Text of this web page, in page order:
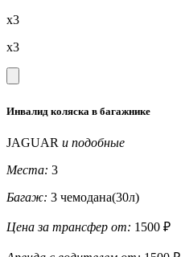
x3
x3
Инвалид коляска в багажнике
JAGUAR и подобные
Места: 3
Багаж: 3 чемодана(30л)
Цена за трансфер от: 1500 ₽